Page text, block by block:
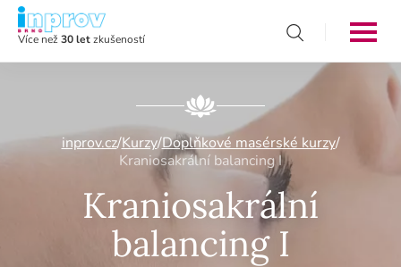
Více než30 letzkušeností
inprov.cz/Kurzy/Doplňkové masérské kurzy/
Kraniosakrální balancing I
Kraniosakrální
balancing I